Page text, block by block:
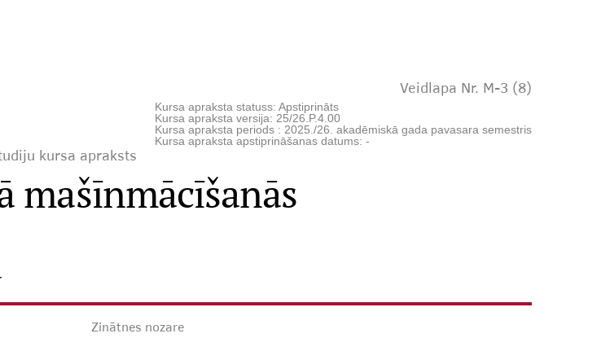
Veidlapa Nr. M-3 (8)
Kursa apraksta statuss: Apstiprināts
Kursa apraksta versija: 25/26.P.4.00
Kursa apraksta periods : 2025./26. akadēmiskā gada pavasara semestris
Kursa apraksta apstiprināšanas datums: -
kursa apraksts
mašīnmācīšanās
Zinātnes nozare